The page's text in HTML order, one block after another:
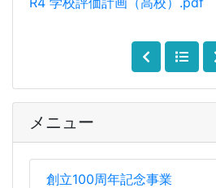
メニュー
創立100周年記念事業